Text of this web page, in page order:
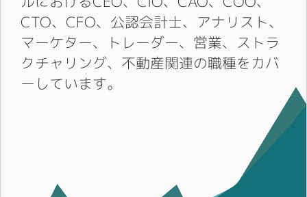
CTO、CFO、公認会計士、アナリスト、
マーケター、トレーダー、営業、ストラ
クチャリング、不動産関連の職種をカバ
ーしています。